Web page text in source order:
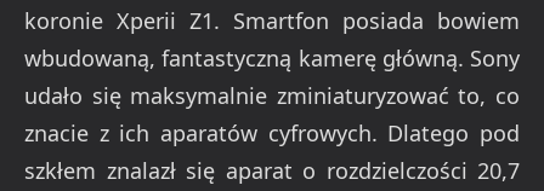
koronie Xperii Z1. Smartfon posiada bowiem
wbudowaną, fantastyczną kamerę główną. Sony
udało się maksymalnie zminiaturyzować to, co
znacie z ich aparatów cyfrowych. Dlatego pod
szkłem znalazł się aparat o rozdzielczości 20,7